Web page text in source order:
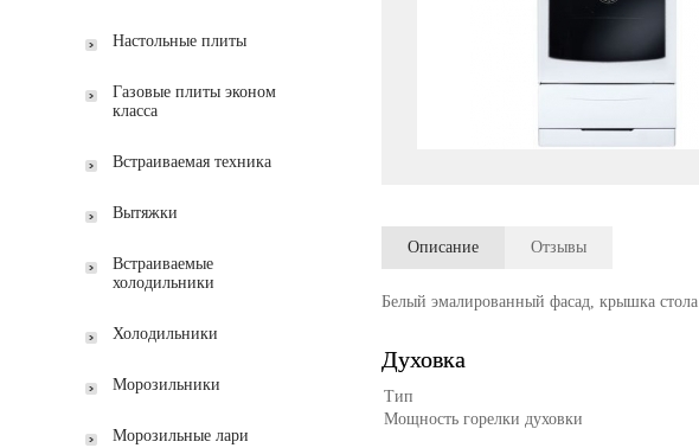
Описание Отзывы
Белый эмалированный фасад, крышка стола.
Духовка
Тип
Мощность горелки духовки
Настольные плиты
Газовые плиты эконом
класса
Встраиваемая техника
Вытяжки
Встраиваемые
холодильники
Холодильники
Морозильники
Морозильные лари